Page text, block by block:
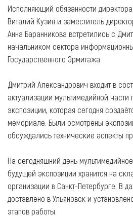
Исполняющий обязанности
Виталий Кузин и заместитель
Анна Баранникова встретились с
начальником сектора
Государственного Эрмитажа.
Дмитрий Александрович входит в
актуализации мультимедийной части
экспозиции, которая сегодня
мемориале. Были осмотрены
обсуждались технические аспекты
На сегодняшний день
будущей экспозиции хранится на
организации в Санкт-Петербурге. В
доставлено в Ульяновск и
этапов работы.